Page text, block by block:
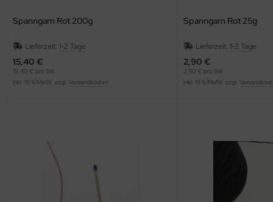
Spanngarn Rot 200g
Lieferzeit: 1-2 Tage
15,40 €
15,40 € pro Stk
inkl. 19 % MwSt. zzgl. Versandkosten
Spanngarn Rot 25g
Lieferzeit: 1-2 Tage
2,90 €
2,90 € pro Stk
inkl. 19 % MwSt. zzgl.